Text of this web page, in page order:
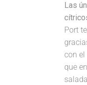
Las
Port
con el
que